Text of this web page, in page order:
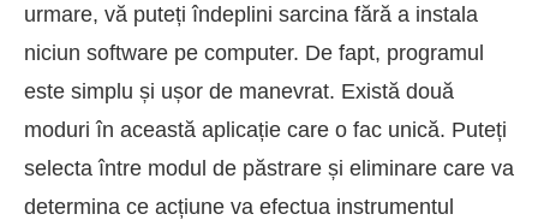
urmare, vă puteți îndeplini sarcina fără a instala
niciun software pe computer. De fapt, programul
este simplu și ușor de manevrat. Există două
moduri în această aplicație care o fac unică. Puteți
selecta între modul de păstrare și eliminare care va
determina ce acțiune va efectua instrumentul